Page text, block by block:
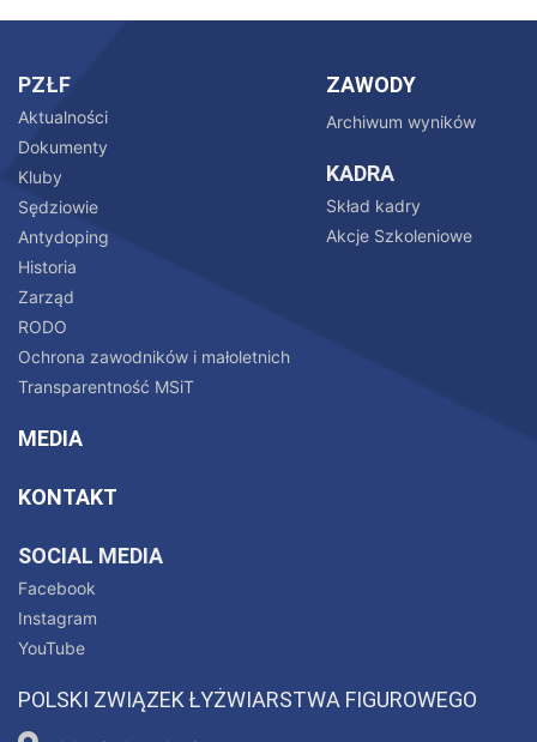
PZŁF
Aktualności
Dokumenty
Kluby
Sędziowie
Antydoping
Historia
Zarząd
RODO
Ochrona zawodników i małoletnich
Transparentność MSiT
ZAWODY
Archiwum wyników
KADRA
Skład kadry
Akcje Szkoleniowe
MEDIA
KONTAKT
SOCIAL MEDIA
Facebook
Instagram
YouTube
POLSKI ZWIĄZEK ŁYŻWIARSTWA FIGUROWEGO